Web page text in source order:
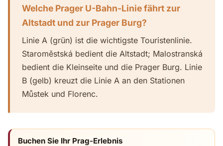
Welche Prager U-Bahn-Linie fährt zur
Altstadt und zur Prager Burg?
Linie A (grün) ist die wichtigste Touristenlinie.
Staroměstská bedient die Altstadt; Malostranská
bedient die Kleinseite und die Prager Burg. Linie
B (gelb) kreuzt die Linie A an den Stationen
Můstek und Florenc.
Buchen Sie Ihr Prag-Erlebnis